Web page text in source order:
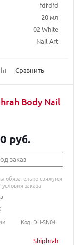
fdfdfd
20 мл
02 White
Nail Art
Сравнить
Body Nail
Shiphrah
руб.
заказ
свяжутся
заказа
Код: DH-SN04